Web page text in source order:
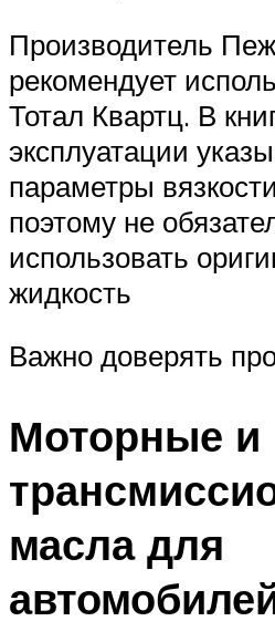
Производитель
рекомендует
Тотал Квартц. В
эксплуатации
параметры
поэтому не
использовать
жидкость
Важно доверять
Моторные и
масла для